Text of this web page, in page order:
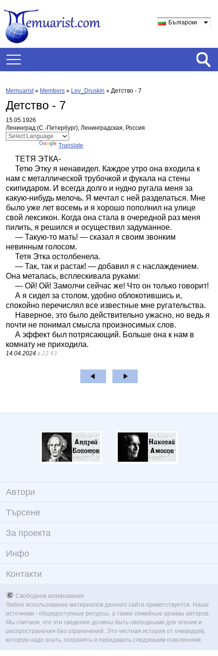
Български
Memuarist» Members » Lev_Druskin » Детство - 7
Детство - 7
15.05.1926
Ленинград (С.-Петербург), Ленинградская, Россия
Translate
ТЕТЯ ЭТКА-
Тетю Этку я ненавидел. Каждое утро она входила к
нам с металлической трубочкой и фукала на стены
скипидаром. И всегда долго и нудно ругала меня за
какую-нибудь мелочь. Я мечтал с ней разделаться. Мне
было уже лет восемь и я хорошо пополнил на улице
свой лексикон. Когда она стала в очередной раз меня
пилить, я решился и осуществил задуманное.
— Такую-то мать! — сказал я своим звонким
невинным голосом.
Тетя Этка остолбенела.
— Так, так и растак! — добавил я с наслаждением.
Она металась, всплескивала руками:
— Ой! Ой! Замолчи сейчас же! Что он только говорит!
А я сидел за столом, удобно облокотившись и,
спокойно перечислял все известные мне ругательства.
Наверное, это было действительно ужасно, но ведь я
почти не понимал смысла произносимых слов.
А эффект был потрясающий. Больше она к нам в
комнату не приходила.
14.04.2024 в 22:43
Автори
Търсене
За проекта
Инфо
Контакти
Свободное копирование
Любое использование материалов данного сайта приветствуется. Наши
источники - общедоступные ресурсы, а также семейные архивы авторов.
Мы считаем, что эти сведения должны быть свободными для чтения и
распространения без ограничений. Это честная история от очевидцев,
которую надо знать, сохранять и передавать следующим поколениям.